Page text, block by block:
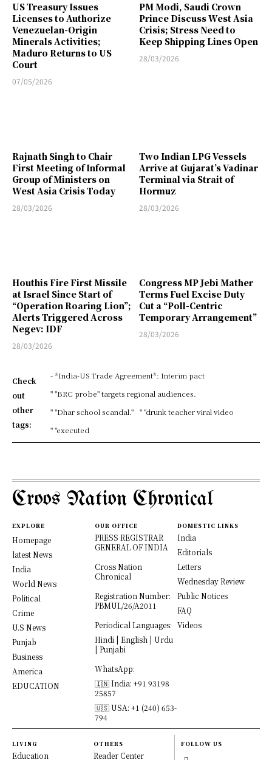
US Treasury Issues
Licenses to Authorize
Venezuelan-Origin
Minerals Activities;
Maduro Returns to US
Court
07/05/2026
PM Modi, Saudi Crown
Prince Discuss West Asia
Crisis; Stress Need to
Keep Shipping Lines Open
28/03/2026
Rajnath Singh to Chair
First Meeting of Informal
Group of Ministers on
West Asia Crisis Today
28/03/2026
Two Indian LPG Vessels
Arrive at Gujarat’s Vadinar
Terminal via Strait of
Hormuz
28/03/2026
Houthis Fire First Missile
at Israel Since Start of
“Operation Roaring Lion”;
Alerts Triggered Across
Negev: IDF
28/03/2026
Congress MP Jebi Mather
Terms Fuel Excise Duty
Cut a “Poll-Centric
Temporary Arrangement”
28/03/2026
Check
out
other
tags:
- *India-US Trade Agreement*: Interim pact
" "BRC probe" targets regional audiences.
" "Dhar school scandal." " "drunk teacher viral video
" "executed
Croos Nation Chronical
EXPLORE
Homepage
latest News
India
World News
Political
Crime
U.S News
Punjab
Business
America
EDUCATION
OUR OFFICE
PRESS REGISTRAR
GENERAL OF INDIA
Cross Nation
Chronical
Registration Number:
PBMUL/26/A2011
Periodical Languages:
Hindi | English | Urdu
| Punjabi
WhatsApp:
🇮🇳 India: +91 93198
25857
🇺🇸 USA: +1 (240) 653-
794
DOMESTIC LINKS
India
Editorials
Letters
Wednesday Review
Public Notices
FAQ
Videos
LIVING
Education
OTHERS
Reader Center
FOLLOW US